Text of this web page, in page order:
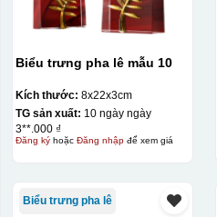
Biểu trưng pha lê mẫu 10
Kích thước: 8x22x3cm
TG sản xuất: 10 ngày ngày
3**.000 ₫
Đăng kýhoặc Đăng nhậpđể xem giá
Biểu trưng pha lê